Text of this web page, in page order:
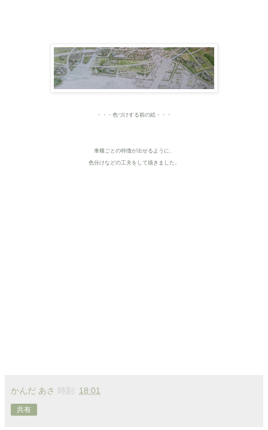
・・・色づけする前の絵・・・
車種ごとの特徴が出せるように、
色分けなどの工夫をして描きました。
かんだ あさ 時刻: 18:01
共有